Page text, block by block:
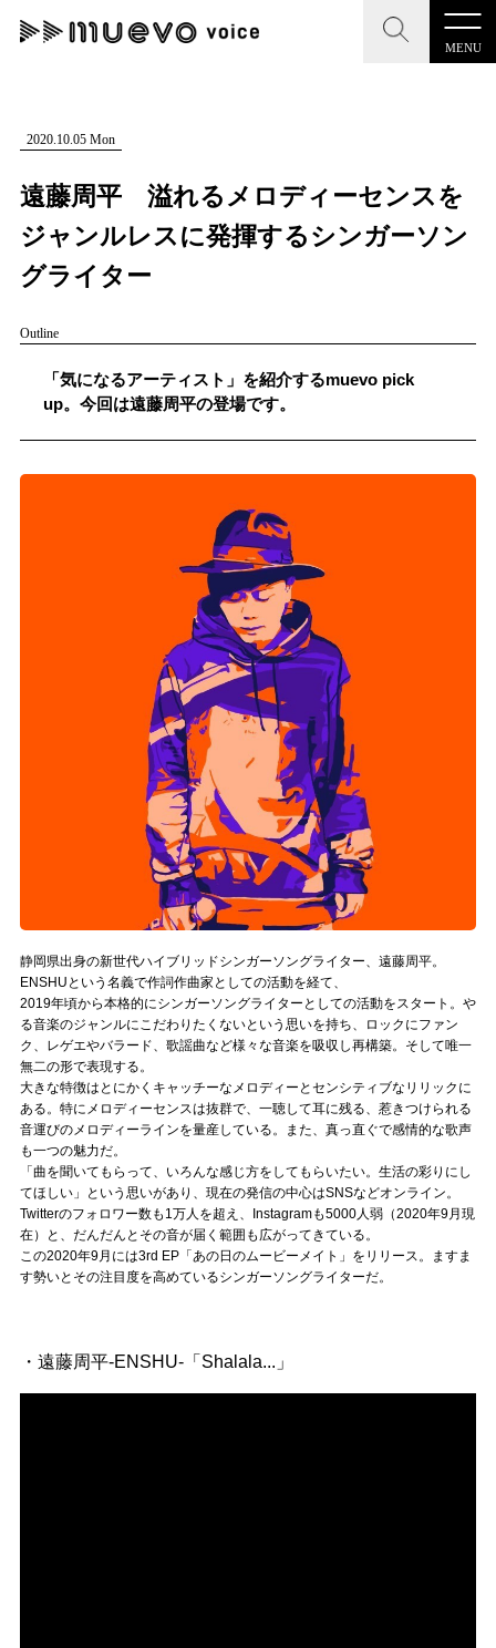
MENU
記事を検索する
"読者の声を形にする”音楽特化メディア
記事一覧
プレスリリース一覧
お問い合わせ
muevoクラウドファンディング
muevoコミュニティ
ぶいクラ！by muevo
ぶいコミュ！by muevo
ぶいマガ！ by muevo
Follow us
Official SNS
2020.10.05 Mon
遠藤周平 溢れるメロディーセンスを
ジャンルレスに発揮するシンガーソン
グライター
Outline
「気になるアーティスト」を紹介するmuevo pick
up。今回は遠藤周平の登場です。
静岡県出身の新世代ハイブリッドシンガーソングライター、遠藤周平。
ENSHUという名義で作詞作曲家としての活動を経て、
2019年頃から本格的にシンガーソングライターとしての活動をスタート。や
る音楽のジャンルにこだわりたくないという思いを持ち、ロックにファン
ク、レゲエやバラード、歌謡曲など様々な音楽を吸収し再構築。そして唯一
無二の形で表現する。
大きな特徴はとにかくキャッチーなメロディーとセンシティブなリリックに
ある。特にメロディーセンスは抜群で、一聴して耳に残る、惹きつけられる
音運びのメロディーラインを量産している。また、真っ直ぐで感情的な歌声
も一つの魅力だ。
「曲を聞いてもらって、いろんな感じ方をしてもらいたい。生活の彩りにし
てほしい」という思いがあり、現在の発信の中心はSNSなどオンライン。
Twitterのフォロワー数も1万人を超え、Instagramも5000人弱（2020年9月現
在）と、だんだんとその音が届く範囲も広がってきている。
この2020年9月には3rd EP「あの日のムービーメイト」をリリース。ますま
す勢いとその注目度を高めているシンガーソングライターだ。
・遠藤周平-ENSHU-「Shalala...」